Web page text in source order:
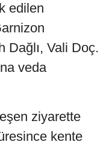
edilen
Dağlı, Vali Doç.
veda
ziyarette
kente